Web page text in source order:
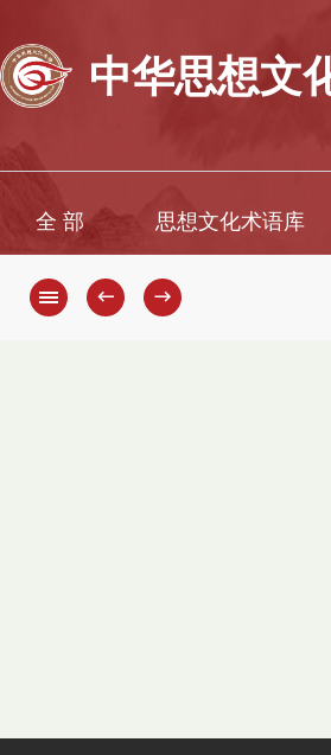
中华思想文
全 部 思想文化术语库
← →